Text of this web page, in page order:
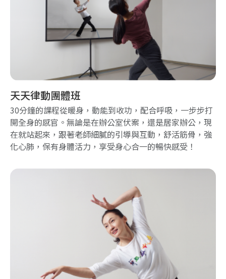
天天律動團體班
30分鐘的課程從暖身，動能到收功，配合呼吸，一步步打
開全身的感官。無論是在辦公室伏案，還是居家辦公，現
在就站起來，跟著老師細膩的引導與互動，舒活筋骨，強
化心肺，保有身體活力，享受身心合一的暢快感受！